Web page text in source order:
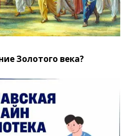
Золотого века?